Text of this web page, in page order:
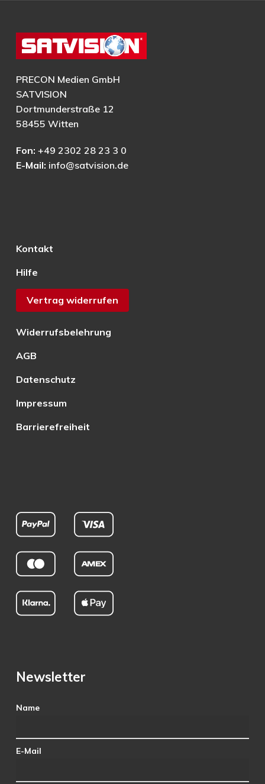
PRECON Medien GmbH
SATVISION
Dortmunderstraße 12
58455 Witten
Fon: +49 2302 28 23 3 0
E-Mail: info@satvision.de
Kontakt
Hilfe
Vertrag widerrufen
Widerrufsbelehrung
AGB
Datenschutz
Impressum
Barrierefreiheit
Newsletter
Name
E-Mail